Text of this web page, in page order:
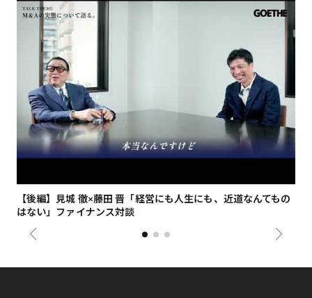
【後編】見城 徹×藤田 晋「経営にも人生にも、近道なんてもの
はない」ファイナンス対談